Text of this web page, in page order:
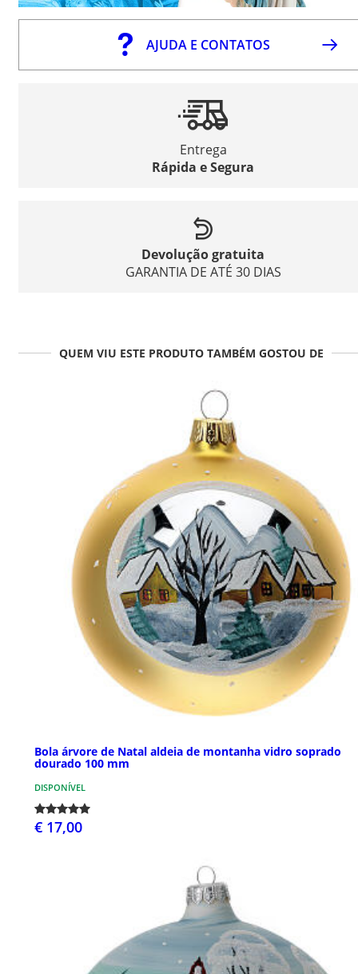
AJUDA E CONTATOS
Entrega
Rápida e Segura
Devolução gratuita
GARANTIA DE ATÉ 30 DIAS
QUEM VIU ESTE PRODUTO TAMBÉM GOSTOU DE
Bola árvore de Natal aldeia de montanha vidro soprado
dourado 100 mm
DISPONÍVEL
€ 17,00